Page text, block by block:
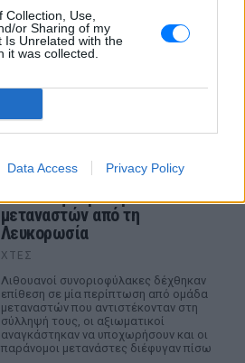
Use,
or Sharing of my
Is Unrelated with the
it was collected.
Data Access Privacy Policy
Δημοκρατικών στη Χαβάη
παραλία και τρώει ξύλο
Κίριλ Μπάσιν, υποψήφιο των
στη Χαβάη, μετά από
σε βίαιη συμπλοκή
Εντοπίστηκε σήραγγα 40
μέτρων στη Λιθουανία για τη
διέλευση παράνομων
μεταναστών από τη
Λευκορωσία
ΧΤΕΣ
Λιθουανοί συνοριοφύλακες δέχθηκαν
επίθεση σε μία περίπτωση από ομάδα
μεταναστών που αντιστέκονταν στη
σύλληψή τους, οι αξιωματικοί
αναγκάστηκαν να υποχωρήσουν και οι
παράνομοι μετανάστες διέφυγαν πίσω